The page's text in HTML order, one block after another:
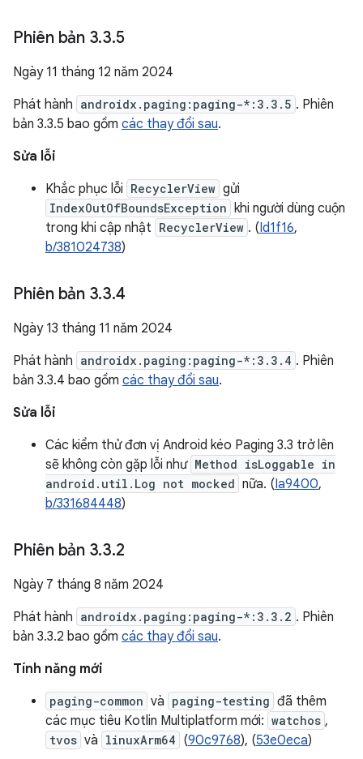
Phiên bản 3.3.5
Ngày 11 tháng 12 năm 2024
Phát hành androidx.paging:paging-*:3.3.5 . Phiên
bản 3.3.5 bao gồm các thay đổi sau.
Sửa lỗi
Khắc phục lỗi RecyclerView gửi
IndexOutOfBoundsException khi người dùng cuộn
trong khi cập nhật RecyclerView . (Id1f16,
b/381024738)
Phiên bản 3.3.4
Ngày 13 tháng 11 năm 2024
Phát hành androidx.paging:paging-*:3.3.4 . Phiên
bản 3.3.4 bao gồm các thay đổi sau.
Sửa lỗi
Các kiểm thử đơn vị Android kéo Paging 3.3 trở lên
sẽ không còn gặp lỗi như Method isLoggable in
android.util.Log not mocked nữa. (Ia9400,
b/331684448)
Phiên bản 3.3.2
Ngày 7 tháng 8 năm 2024
Phát hành androidx.paging:paging-*:3.3.2 . Phiên
bản 3.3.2 bao gồm các thay đổi sau.
Tính năng mới
paging-common và paging-testing đã thêm
các mục tiêu Kotlin Multiplatform mới: watchos ,
tvos và linuxArm64 (90c9768), (53e0eca)